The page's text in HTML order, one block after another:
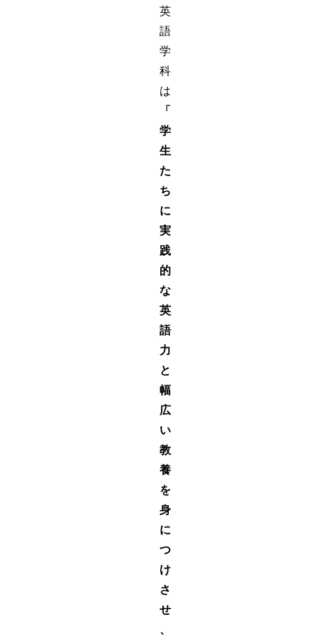
英
語
学
科
は
「
学
生
た
ち
に
実
践
的
な
英
語
力
と
幅
広
い
教
養
を
身
に
つ
け
さ
せ
、